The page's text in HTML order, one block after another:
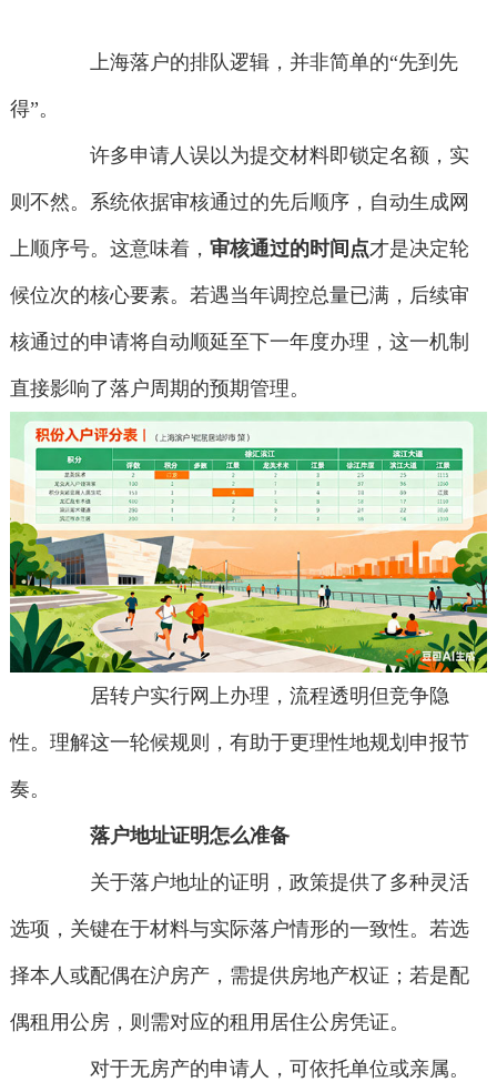
上海落户的排队逻辑，并非简单的“先到先
得”。
许多申请人误以为提交材料即锁定名额，实
则不然。系统依据审核通过的先后顺序，自动生成网
上顺序号。这意味着， 审核通过的时间点才是决定轮
候位次的核心要素。若遇当年调控总量已满，后续审
核通过的申请将自动顺延至下一年度办理，这一机制
直接影响了落户周期的预期管理。
居转户实行网上办理，流程透明但竞争隐
性。理解这一轮候规则，有助于更理性地规划申报节
奏。
落户地址证明怎么准备
关于落户地址的证明，政策提供了多种灵活
选项，关键在于材料与实际落户情形的一致性。若选
择本人或配偶在沪房产，需提供房地产权证；若是配
偶租用公房，则需对应的租用居住公房凭证。
对于无房产的申请人，可依托单位或亲属。